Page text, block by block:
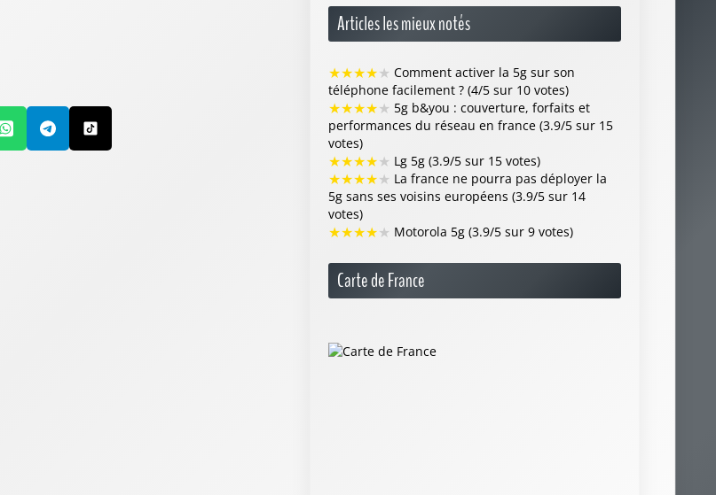
Articles les mieux notés
★★★★★ Comment activer la 5g sur son
téléphone facilement ? (4/5 sur 10 votes)
★★★★★ 5g b&you : couverture, forfaits et
performances du réseau en france (3.9/5 sur 15
votes)
★★★★★ Lg 5g (3.9/5 sur 15 votes)
★★★★★ La france ne pourra pas déployer la
5g sans ses voisins européens (3.9/5 sur 14
votes)
★★★★★ Motorola 5g (3.9/5 sur 9 votes)
Carte de France